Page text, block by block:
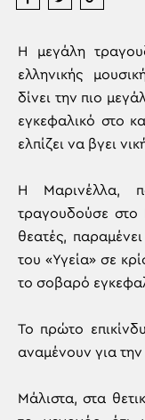
Η μεγάλη
ελληνικής
δίνει την πιο
εγκεφαλικό στο
ελπίζει να βγει
Η Μαρινέλλα,
τραγουδούσε στο
θεατές,
του «Υγεία» σε
το σοβαρό
Το πρώτο
αναμένουν για
Μάλιστα, στα